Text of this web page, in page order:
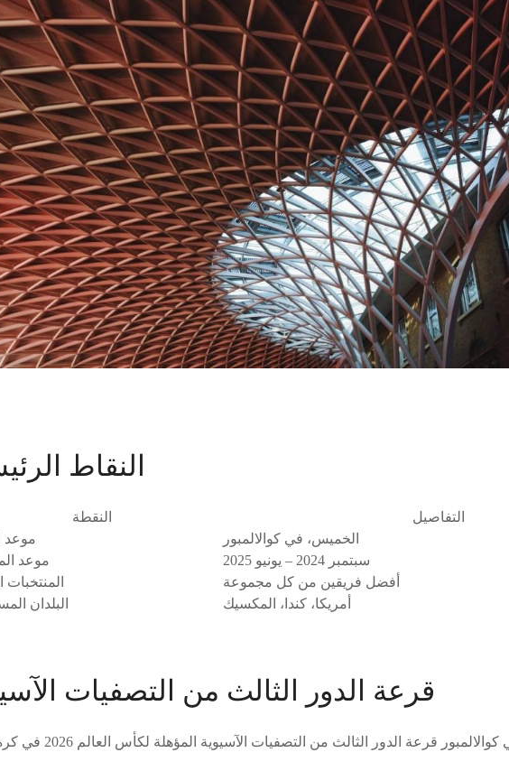
النقاط
النقطة
التفاصيل
موعد
الخميس، في كوالالمبور
موعد
سبتمبر 2024 – يونيو 2025
المنتخبات
أفضل فريقين من كل مجموعة
البلدان
أمريكا، كندا، المكسيك
قرعة الدور الثالث من التصفيات